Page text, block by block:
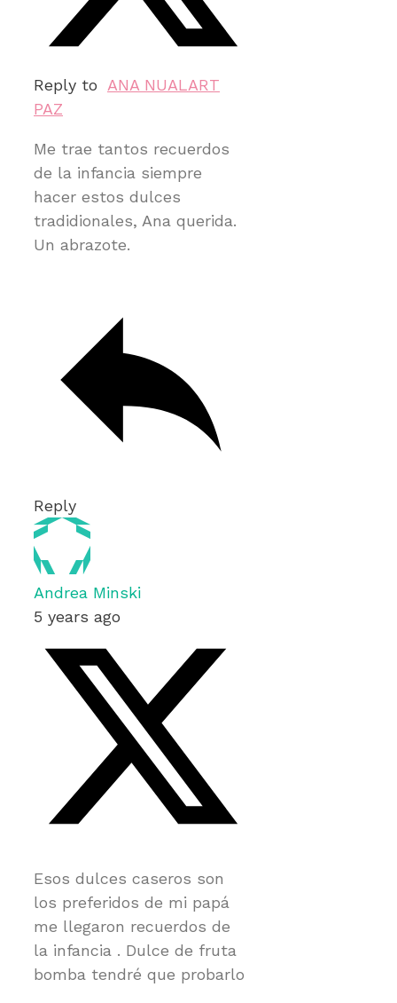
Reply to ANA NUALART
PAZ
Me trae tantos recuerdos
de la infancia siempre
hacer estos dulces
tradidionales, Ana querida.
Un abrazote.
Reply
Andrea Minski
5 years ago
Esos dulces caseros son
los preferidos de mi papá
me llegaron recuerdos de
la infancia . Dulce de fruta
bomba tendré que probarlo